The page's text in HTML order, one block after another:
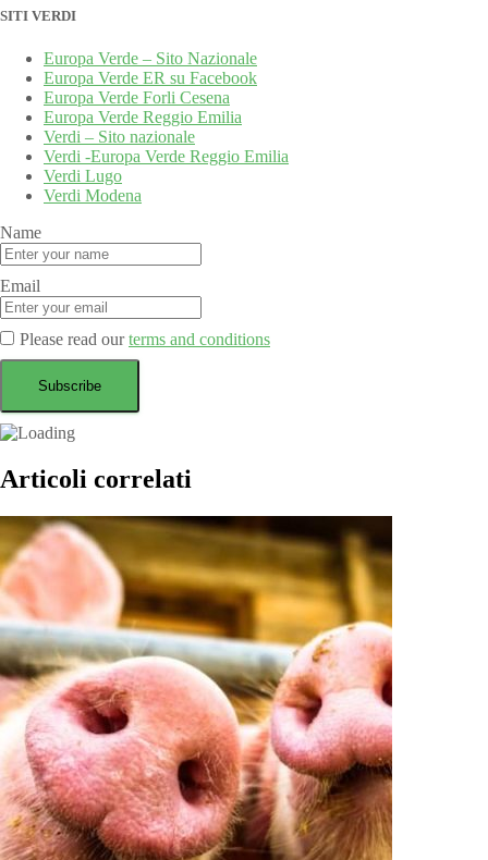
SITI VERDI
Europa Verde – Sito Nazionale
Europa Verde ER su Facebook
Europa Verde Forli Cesena
Europa Verde Reggio Emilia
Verdi – Sito nazionale
Verdi -Europa Verde Reggio Emilia
Verdi Lugo
Verdi Modena
Name
Email
Please read ourterms and conditions
Articoli correlati